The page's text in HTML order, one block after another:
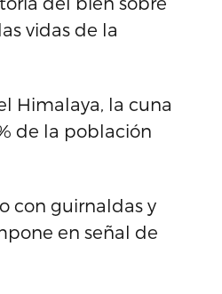
vidas de la
Himalaya, la cuna
de la población
con guirnaldas y
en señal de